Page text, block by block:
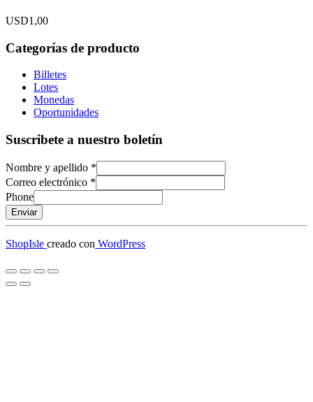
USD1,00
Categorías de producto
Billetes
Lotes
Monedas
Oportunidades
Suscribete a nuestro boletín
Nombre y apellido *
Correo electrónico *
Phone
Enviar
ShopIsle creado con WordPress